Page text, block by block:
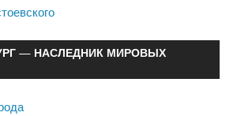
— НАСЛЕДНИК МИРОВЫХ